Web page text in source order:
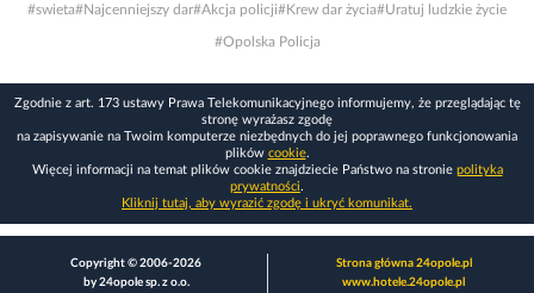
#swieta#Najcenniejszy dar#Akcja policji#Krew dar życia#Uratuj ludzkie życie
#Opolska Policja
Zgodnie z art. 173 ustawy Prawa Telekomunikacyjnego informujemy, że przeglądając tę
stronę wyrażasz zgodę
na zapisywanie na Twoim komputerze niezbędnych do jej poprawnego funkcjonowania
plików cookie.
Więcej informacji na temat plików cookie znajdziecie Państwo na stronie polityka
prywatności.
Kliknij tutaj, aby wyrazić zgodę i ukryć komunikat.
Copyright © 2006-2026
by 24opole sp. z o.o.
Strona główna 24opole.pl
www.hotele.24opole.pl